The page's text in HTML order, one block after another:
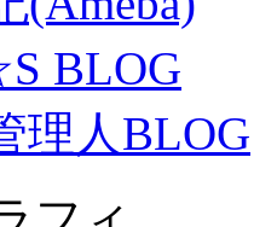
BLOG
理人BLOG